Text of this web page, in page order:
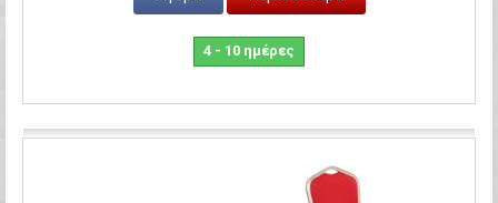
4 - 10 ημέρες